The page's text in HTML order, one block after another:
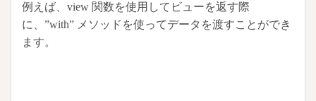
例えば、view 関数を使用してビューを返す際
に、”with” メソッドを使ってデータを渡すことができ
ます。